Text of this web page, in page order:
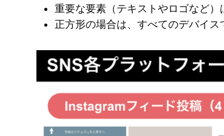
重要な要素（テキストやロゴなど）
正方形の場合は、すべてのデバイス